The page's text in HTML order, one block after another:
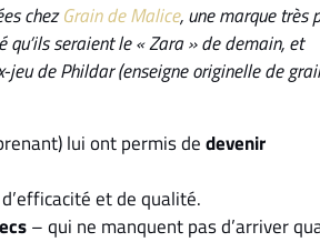
chezGrain de Malice, une marque très
qu’ils seraient le « Zara » de demain, et
jeu de Phildar (enseigne originelle de
lui ont permis dedevenir
et de qualité.
– qui ne manquent pas d’arriver